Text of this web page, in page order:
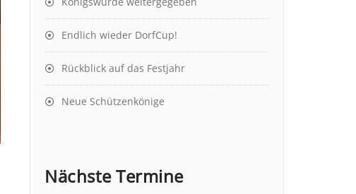
Endlich wieder DorfCup!
Rückblick auf das Festjahr
Neue Schützenkönige
Nächste Termine